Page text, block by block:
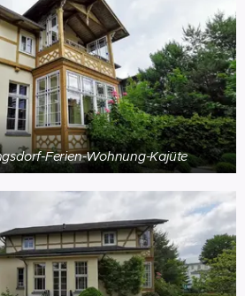
Ferien-Wohnung-Kajüte